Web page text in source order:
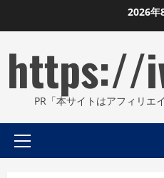
to
2026年
https://
PR「本サイトはアフィリエ
Primary